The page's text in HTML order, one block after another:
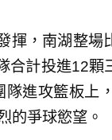
揮，南湖整場
合計投進12顆
進攻籃板上
的爭球慾望。